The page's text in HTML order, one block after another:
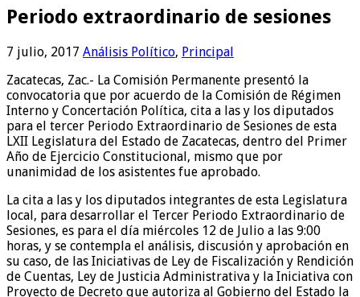
Periodo extraordinario de sesiones
7 julio, 2017 Análisis Político, Principal
Zacatecas, Zac.- La Comisión Permanente presentó la
convocatoria que por acuerdo de la Comisión de Régimen
Interno y Concertación Política, cita a las y los diputados
para el tercer Periodo Extraordinario de Sesiones de esta
LXII Legislatura del Estado de Zacatecas, dentro del Primer
Año de Ejercicio Constitucional, mismo que por
unanimidad de los asistentes fue aprobado.
La cita a las y los diputados integrantes de esta Legislatura
local, para desarrollar el Tercer Periodo Extraordinario de
Sesiones, es para el día miércoles 12 de Julio a las 9:00
horas, y se contempla el análisis, discusión y aprobación en
su caso, de las Iniciativas de Ley de Fiscalización y Rendición
de Cuentas, Ley de Justicia Administrativa y la Iniciativa con
Proyecto de Decreto que autoriza al Gobierno del Estado la